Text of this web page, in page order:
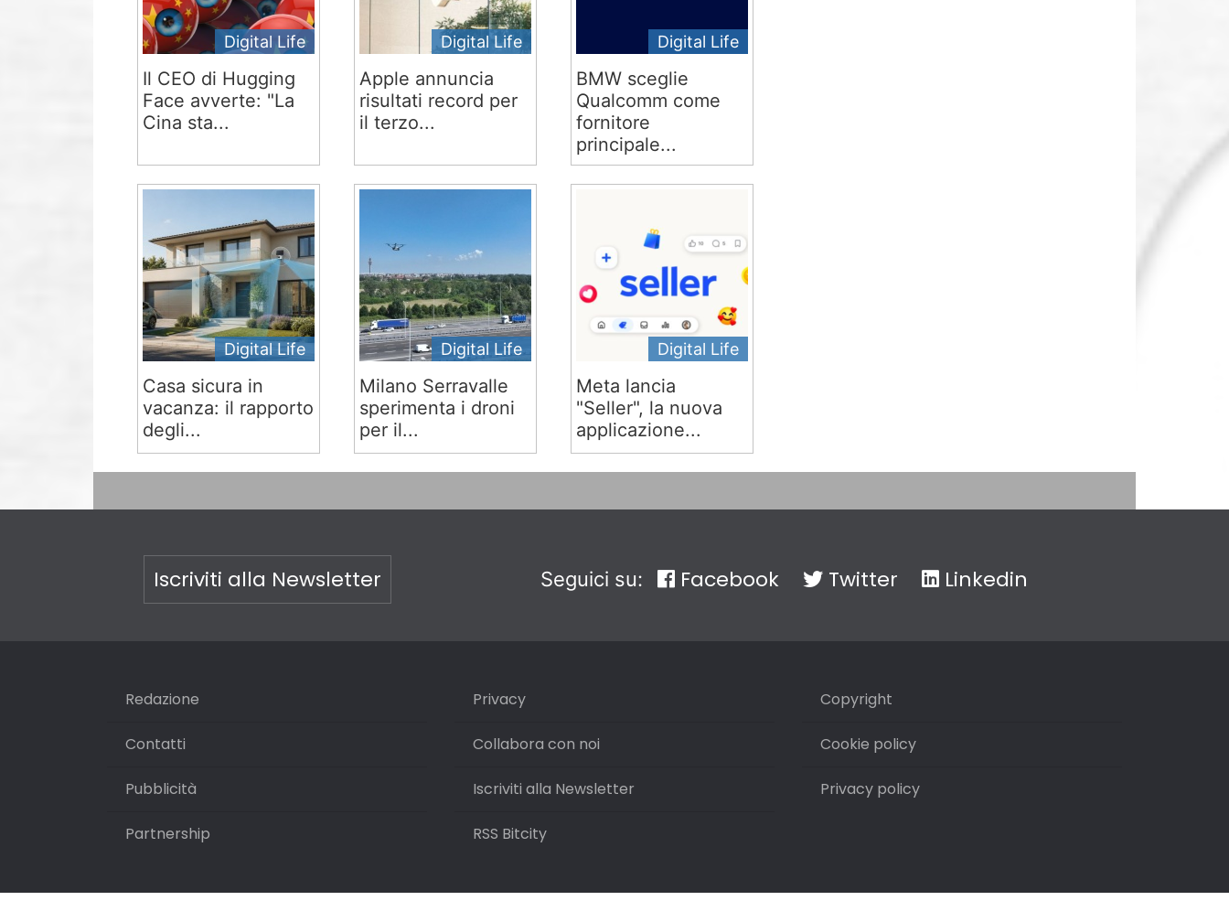
Digital Life
Il CEO di Hugging
Face avverte: "La
Cina sta...
Digital Life
Apple annuncia
risultati record per
il terzo...
Digital Life
BMW sceglie
Qualcomm come
fornitore
principale...
Digital Life
Casa sicura in
vacanza: il rapporto
degli...
Digital Life
Milano Serravalle
sperimenta i droni
per il...
Digital Life
Meta lancia
"Seller", la nuova
applicazione...
Iscriviti alla Newsletter Seguici su: Facebook Twitter Linkedin
Redazione
Contatti
Pubblicità
Partnership
Privacy
Collabora con noi
Iscriviti alla Newsletter
RSS Bitcity
Copyright
Cookie policy
Privacy policy